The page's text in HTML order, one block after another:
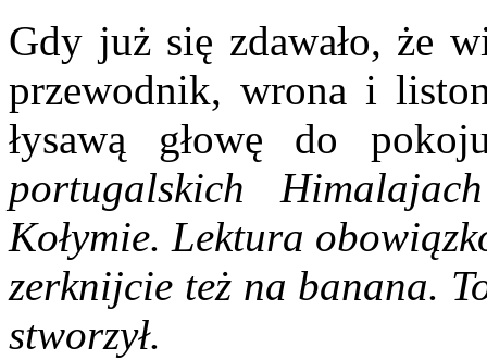
Gdy już się zdawało, że
przewodnik, wrona i
łysawą głowę do
portugalskich
Kołymie. Lektura
zerknijcie też na banana.
stworzył.